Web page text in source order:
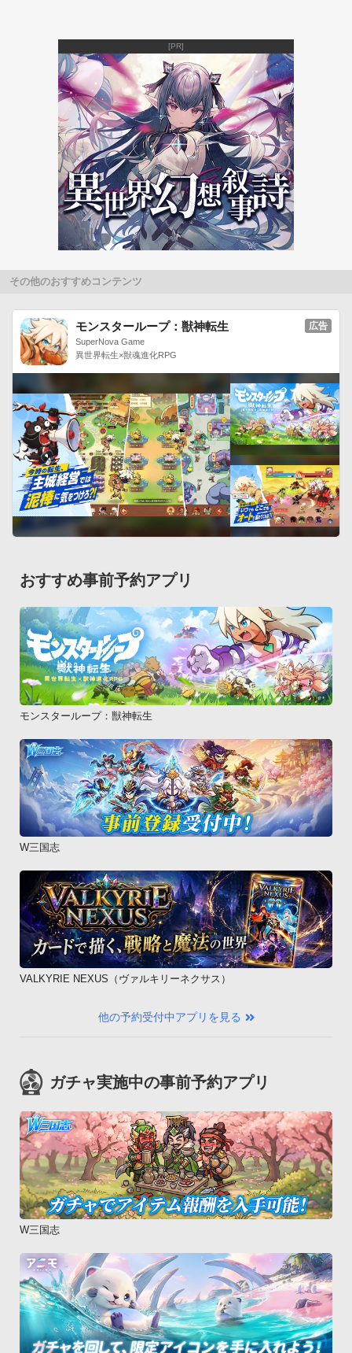
[PR]
その他のおすすめコンテンツ
モンスターループ：獣神転生
SuperNova Game
異世界転生×獣魂進化RPG
広告
おすすめ事前予約アプリ
モンスターループ：獣神転生
W三国志
VALKYRIE NEXUS（ヴァルキリーネクサス）
他の予約受付中アプリを見る
ガチャ実施中の事前予約アプリ
W三国志